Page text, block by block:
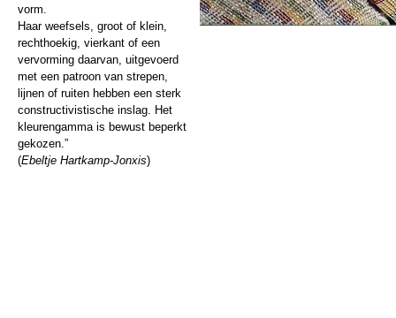
vorm.
Haar weefsels, groot of klein,
rechthoekig, vierkant of een
vervorming daarvan, uitgevoerd
met een patroon van strepen,
lijnen of ruiten hebben een sterk
constructivistische inslag. Het
kleurengamma is bewust beperkt
gekozen.”
(Ebeltje Hartkamp-Jonxis)